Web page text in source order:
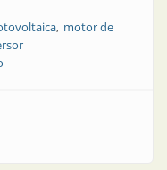
motor de
de un prototipo